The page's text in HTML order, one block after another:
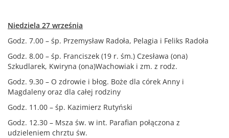
Niedziela 27 września
Godz. 7.00 – śp. Przemysław Radoła, Pelagia i Feliks Radoła
Godz. 8.00 – śp. Franciszek (19 r. śm.) Czesława (ona)
Szkudlarek, Kwiryna (ona)Wachowiak i zm. z rodz.
Godz. 9.30 – O zdrowie i błog. Boże dla córek Anny i
Magdaleny oraz dla całej rodziny
Godz. 11.00 – śp. Kazimierz Rutyński
Godz. 12.30 – Msza św. w int. Parafian połączona z
udzieleniem chrztu św.